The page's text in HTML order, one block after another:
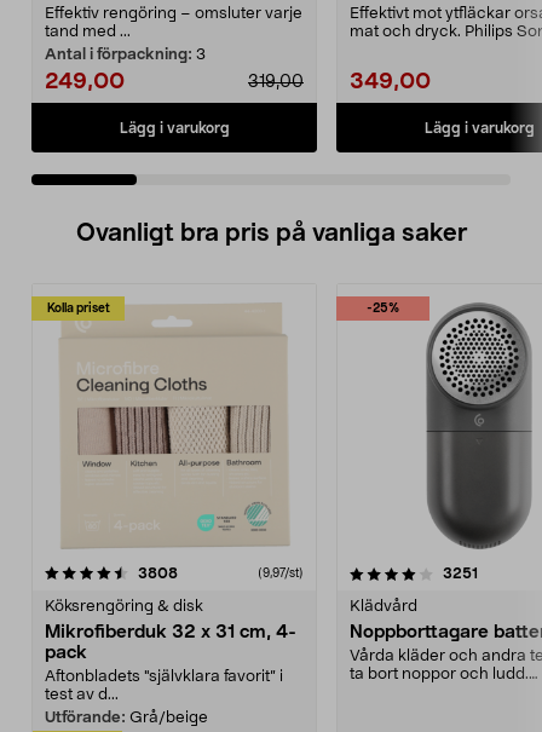
Effektiv rengöring – omsluter varje
tand med ...
Antal i förpackning: 3
249,00 319,00
Lägg i varukorg
Effektivt mot ytfläckar
mat och dryck. Philips
349,00
Lägg i varukorg
Ovanligt bra pris på vanliga saker
Kolla priset
3808recensioner (9,97/st)
Köksrengöring & disk
Mikrofiberduk 32 x 31 cm, 4-
pack
Aftonbladets "självklara favorit” i
test av d...
Utförande: Grå/beige
-25%
4.0av 5 stjärnor 3251
Klädvård
Noppborttagare
Vårda kläder och andra
ta bort noppor och ludd.
4.5av 5 stjärnor